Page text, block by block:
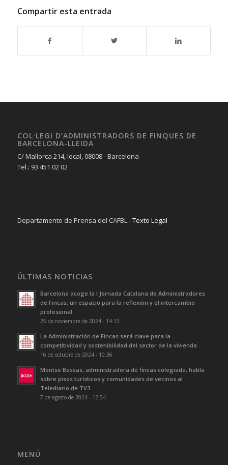
Compartir esta entrada
COL·LEGI D’ADMINISTRADORS DE FINQUES DE
BARCELONA-LLEIDA
C/ Mallorca 214, local, 08008 - Barcelona
Tel.: 93 451 02 02
Departamento de Prensa del CAFBL -Texto Legal
ÚLTIMAS NOTICIAS
Barcelona acoge la I Jornada Catalana de Administradores
de Fincas: un espacio para la reflexión y el intercambio
profesional
25 de noviembre de 2024 - 14:13
La Administración de Fincas será clave para la
competitividad y sostenibilidad del sector de la vivienda
16 de octubre de 2024 - 10:36
Montse Bassas, administradora de fincas colegiada, habla
sobre pisos turísticos y comunidades de vecinos al
Telediario de TV3
7 de agosto de 2024 - 12:54
MENÚ